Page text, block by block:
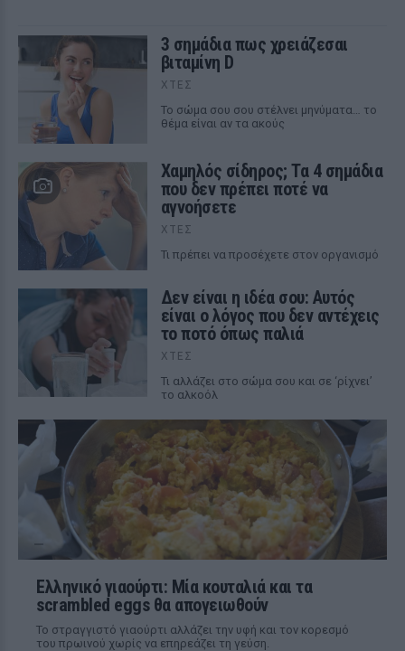
3 σημάδια πως χρειάζεσαι
βιταμίνη D
ΧΤΕΣ
Το σώμα σου σου στέλνει μηνύματα… το
θέμα είναι αν τα ακούς
Χαμηλός σίδηρος; Τα 4 σημάδια
που δεν πρέπει ποτέ να
αγνοήσετε
ΧΤΕΣ
Τι πρέπει να προσέχετε στον οργανισμό
Δεν είναι η ιδέα σου: Αυτός
είναι ο λόγος που δεν αντέχεις
το ποτό όπως παλιά
ΧΤΕΣ
Τι αλλάζει στο σώμα σου και σε ‘ρίχνει’
το αλκοόλ
Ελληνικό γιαούρτι: Μία κουταλιά και τα
scrambled eggs θα απογειωθούν
Το στραγγιστό γιαούρτι αλλάζει την υφή και τον κορεσμό
του πρωινού χωρίς να επηρεάζει τη γεύση.